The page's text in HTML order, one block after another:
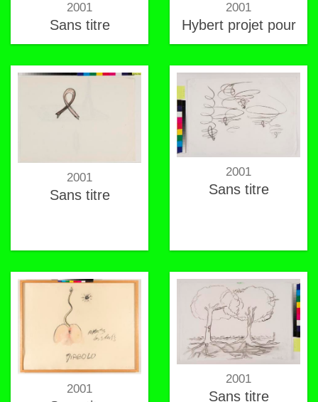
2001
Sans titre
2001
Hybert projet pour
2001
Sans titre
2001
Sans titre
2001
2001
Sans titre